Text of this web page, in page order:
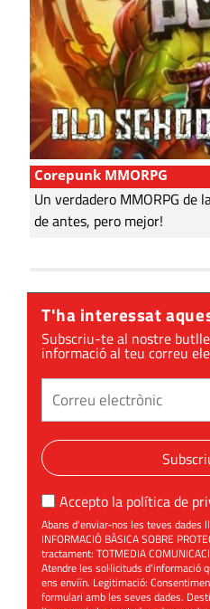
Corepunk MMORPG
Un verdadero MMORPG de
de antes, pero mejor!
T'ha interessat
Subscriu-te al nostre
informació al teu correu
Accepto la política de
Abans d'enviar-nos les teves dades
INFORMACIÓ BÀSICA SOBRE
tractament: TOTMEDIA
Atendre les sol·licituds d'informació
ens enviïn. Legitimació:
formulari amb les seves dades.